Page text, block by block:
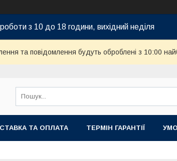
з 10 до 18 години, вихідний неділя
та повідомлення будуть оброблені з 10:00
ТА ОПЛАТА ТЕРМІН ГАРАНТІЇ